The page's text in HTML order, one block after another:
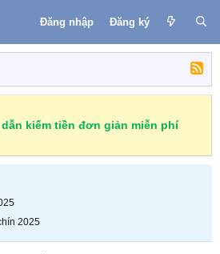
Đăng nhập Đăng ký
kiếm tiền đơn giản miễn phí
2025